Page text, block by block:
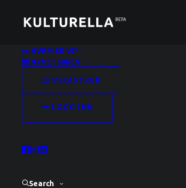
👀 HVEM ER VI?
💌 NYHETSBREV
✍🏻 REGISTRER
🗝️ LOGG INN
Search
Home Posts Tagged "teater"